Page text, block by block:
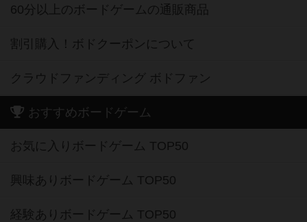
60分以上のボードゲームの通販商品
割引購入！ボドクーポンについて
クラウドファンディング ボドファン
おすすめボードゲーム
お気に入りボードゲーム TOP50
興味ありボードゲーム TOP50
経験ありボードゲーム TOP50